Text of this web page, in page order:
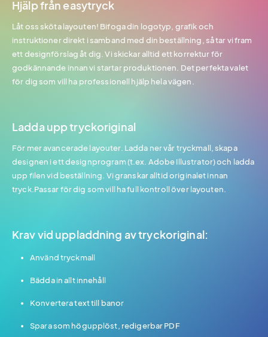
Hjälp från easytryck
Låt oss sköta layouten! Bifoga din logotyp, grafik och
instruktioner direkt i samband med din beställning, så tar vi fram
ett designförslag åt dig. Vi skickar alltid ett korrektur för
godkännande innan vi startar produktionen. Det perfekta valet
för dig som vill ha professionell hjälp hela vägen.
Ladda upp tryckoriginal
För mer avancerade layouter. Ladda ner vår tryckmall, skapa
designen i ett designprogram (t.ex. Adobe Illustrator) och ladda
upp filen vid beställning. Vi granskar alltid originalet innan
tryck.Passar för dig som vill ha full kontroll över layouten.
Krav vid uppladdning av tryckoriginal:
Använd tryckmall
Bädda in allt innehåll
Konvertera text till banor
Spara som högupplöst, redigerbar PDF